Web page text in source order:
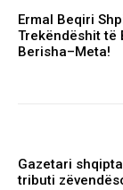
Ermal Beqiri
Trekëndëshit të
Berisha–Meta!
Gazetari
tributi